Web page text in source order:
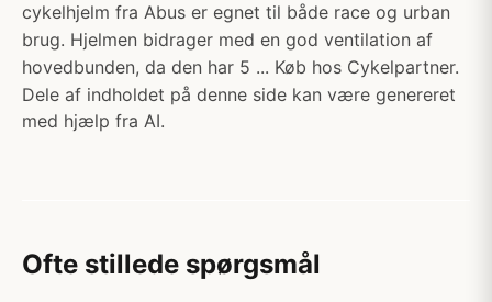
cykelhjelm fra Abus er egnet til både race og urban
brug. Hjelmen bidrager med en god ventilation af
hovedbunden, da den har 5 ... Køb hos Cykelpartner.
Dele af indholdet på denne side kan være genereret
med hjælp fra AI.
Ofte stillede spørgsmål